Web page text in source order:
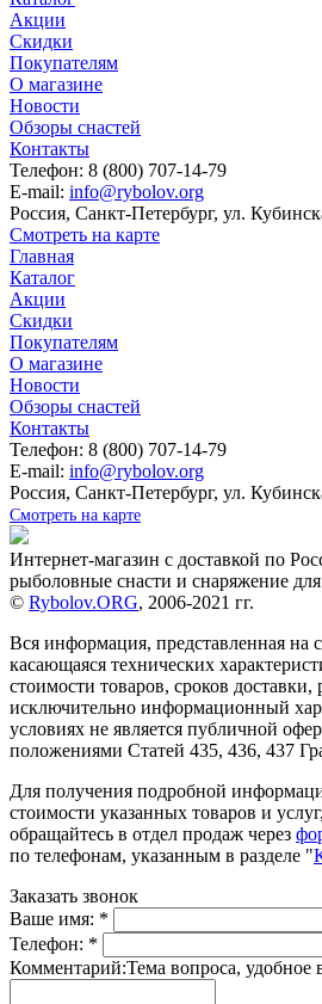
Акции
Скидки
Покупателям
О магазине
Новости
Обзоры снастей
Контакты
Телефон: 8 (800) 707-14-79
E-mail: info@rybolov.org
Россия, Санкт-Петербург, ул.
Смотреть на карте
Главная
Каталог
Акции
Скидки
Покупателям
О магазине
Новости
Обзоры снастей
Контакты
Телефон: 8 (800) 707-14-79
E-mail: info@rybolov.org
Россия, Санкт-Петербург, ул.
Смотреть на карте
Интернет-магазин с доставкой по
рыболовные снасти и снаряжение
© Rybolov.ORG, 2006-2021 гг.
Вся информация, представленная на
касающаяся технических
стоимости товаров, сроков
исключительно информационный
условиях не является публичной
положениями Статей 435, 436, 437
Для получения подробной
стоимости указанных товаров и
обращайтесь в отдел продаж через
по телефонам, указанным в разделе "
Заказать звонок
Ваше имя: *
Телефон: *
Комментарий:Тема вопроса, удобное